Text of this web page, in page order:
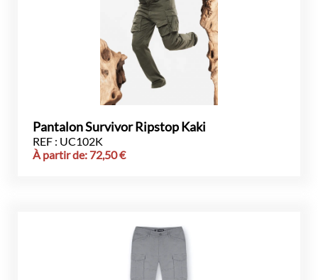
Pantalon Survivor Ripstop Kaki
REF : UC102K
À partir de: 72,50€